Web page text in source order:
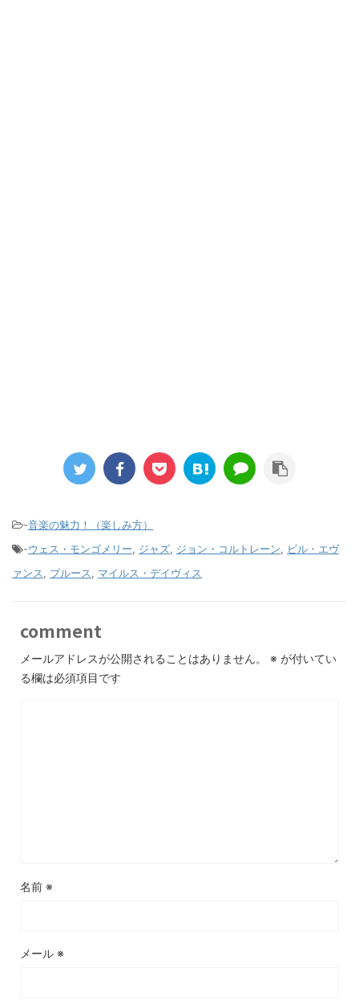
-音楽の魅力！（楽しみ方）
-ウェス・モンゴメリー, ジャズ, ジョン・コルトレーン, ビル・エヴ
ァンス, ブルース, マイルス・デイヴィス
comment
メールアドレスが公開されることはありません。 ※ が付いてい
る欄は必須項目です
名前 ※
メール ※